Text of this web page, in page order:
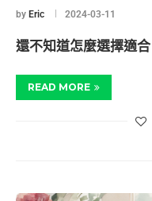
by Eric 2024-03-11
還不知道怎麼選擇適
READ MORE